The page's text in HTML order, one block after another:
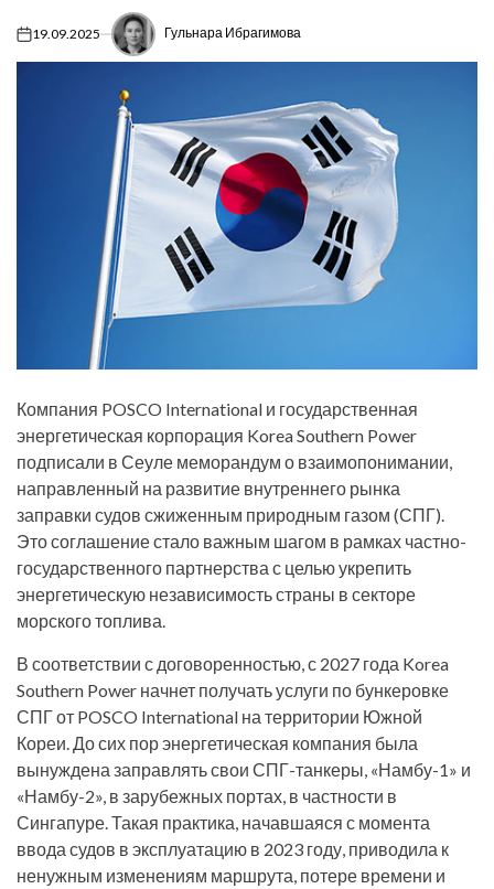
on19.09.2025 Гульнара Ибрагимова
Компания POSCO International и государственная
энергетическая корпорация Korea Southern Power
подписали в Сеуле меморандум о взаимопонимании,
направленный на развитие внутреннего рынка
заправки судов сжиженным природным газом (СПГ).
Это соглашение стало важным шагом в рамках частно-
государственного партнерства с целью укрепить
энергетическую независимость страны в секторе
морского топлива.
В соответствии с договоренностью, с 2027 года Korea
Southern Power начнет получать услуги по бункеровке
СПГ от POSCO International на территории Южной
Кореи. До сих пор энергетическая компания была
вынуждена заправлять свои СПГ-танкеры, «Намбу-1» и
«Намбу-2», в зарубежных портах, в частности в
Сингапуре. Такая практика, начавшаяся с момента
ввода судов в эксплуатацию в 2023 году, приводила к
ненужным изменениям маршрута, потере времени и